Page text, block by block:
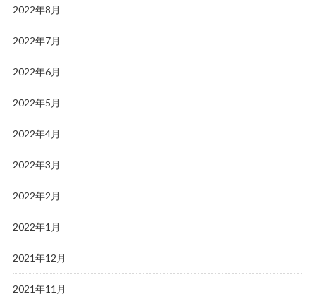
2022年8月
2022年7月
2022年6月
2022年5月
2022年4月
2022年3月
2022年2月
2022年1月
2021年12月
2021年11月